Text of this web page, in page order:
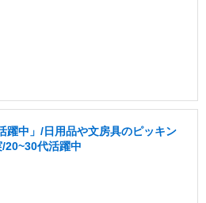
躍中」/日用品や文房具のピッキン
20~30代活躍中